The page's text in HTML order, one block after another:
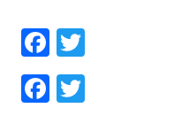
Facebook
Facebook